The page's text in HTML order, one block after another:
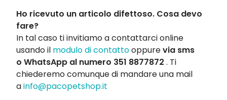
Ho ricevuto un articolo difettoso. Cosa devo
fare?
In tal caso ti invitiamo a contattarci online
usando il modulo di contattooppurevia sms
o WhatsApp al numero 351 8877872 . Ti
chiederemo comunque di mandare una mail
ainfo@pacopetshop.it